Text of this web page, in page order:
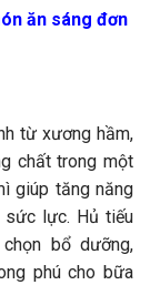
ăn sáng đơn
từ xương hầm,
chất trong một
giúp tăng năng
sức lực. Hủ tiếu
bổ dưỡng,
phú cho bữa